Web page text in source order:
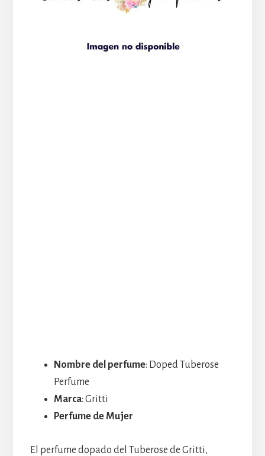
Nombre del perfume: Doped Tuberose
Perfume
Marca: Gritti
Perfume de Mujer
El perfume dopado del Tuberose de Gritti,